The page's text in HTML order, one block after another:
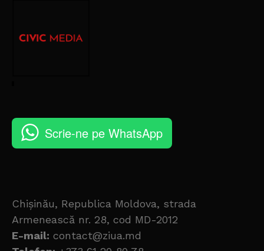
Scrie-ne pe WhatsApp
Chișinău, Republica Moldova, strada
Armenească nr. 28, cod MD-2012
E-mail: contact@ziua.md